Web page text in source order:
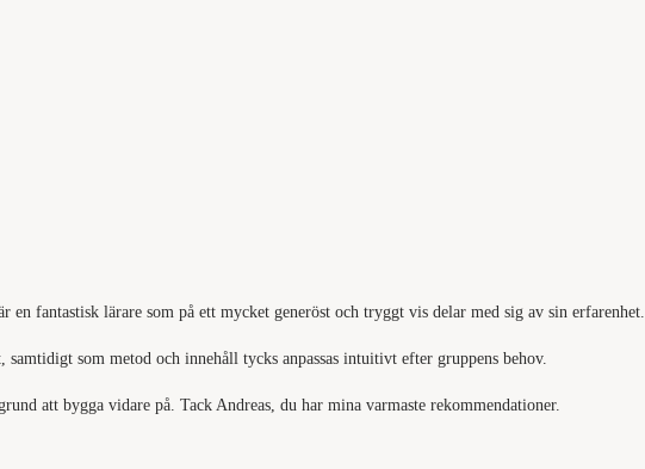
en fantastisk lärare som på ett mycket generöst och tryggt vis delar med sig av sin erfarenhet.
som metod och innehåll tycks anpassas intuitivt efter gruppens behov.
att bygga vidare på. Tack Andreas, du har mina varmaste rekommendationer.